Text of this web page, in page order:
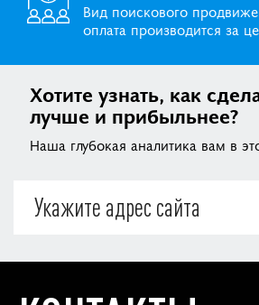
Вид поискового
оплата производится за
Хотите узнать, как
лучше и прибыльнее?
Наша глубокая аналитика вам в